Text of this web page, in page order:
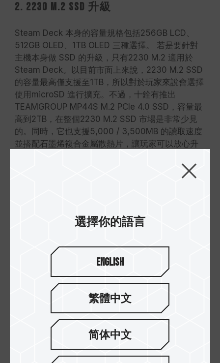
2. 2230 M.2 SSD 升級
Steam Deck 本身的容量規格包括256GB LCD、
512GB OLED、1TB OLED 三種選擇。 若是要針對
主機本身做 SSD 的升級，只有2230 M.2 適用於
Steam Deck。以目前市面上來說，2230 M.2 SSD
的容量最高僅支援至1TB，所以對於玩家來說會選擇
使用microSD 進行擴充。不過，十銓有推出
TEAMGROUP MP44S M.2 PCIe 4.0 SSD，容量最
高到2TB，在整個2230 M.2 SSD 市場是非常少見
的。同時，它也支援5,000 / 3,500MB 的讀取速度
並搭配石墨烯複合金屬散熱片，讓玩家可以放心升
若是一位 Steam Deck 的玩家選擇使用
TEAMGROUP MP44S M.2 PCIe 4.0 SSD 1TB來升
級 機子上的 SSD，並使用T-FORCE Gaming A2
Card 1TB 額外擴充，那麼玩家將能夠獲得總共 2TB
的儲存空間。考慮到每款 3A 大作遊戲通常需要動
輒100GB，這樣的搭配擴充就能解決絕大部分
選擇你的語言
English
繁體中文
简体中文